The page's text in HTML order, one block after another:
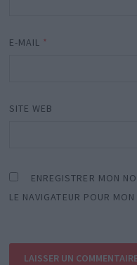
E-MAIL *
SITE WEB
ENREGISTRER MON
LE NAVIGATEUR POUR